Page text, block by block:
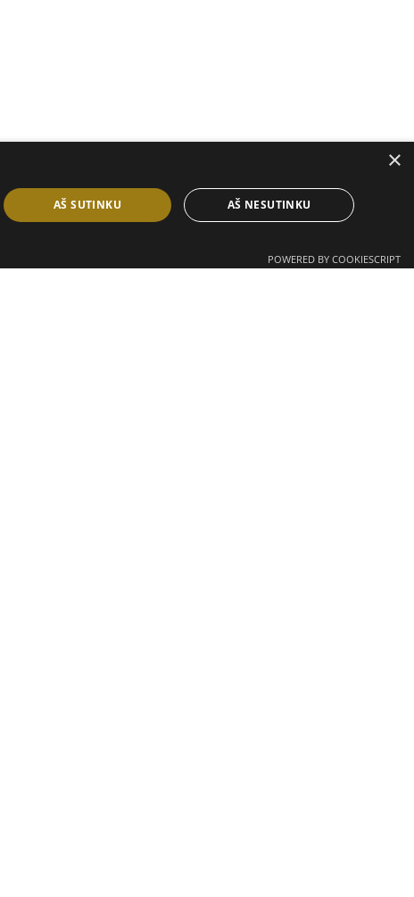
×
AŠ SUTINKU AŠ NESUTINKU
POWERED BY COOKIESCRIPT